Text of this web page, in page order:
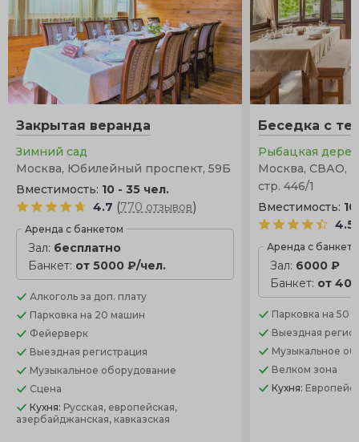
парком. По желанию здесь можно установить
белоснежные шатры с драпировкой и заказать
оригинальную сервировку, подходящую по стиль.
Закрытая веранда
Зимний сад
Москва, Юбилейный проспект, 59Б
Вместимость: 10 - 35 чел.
4.7 (770 отзывов)
Аренда с банкетом
Зал: бесплатно
Банкет: от 5000 ₽/чел.
Алкоголь за доп. плату
Парковка на 20 машин
Фейерверк
Выездная регистрация
Музыкальное оборудование
Сцена
Кухня: Русская, европейская,
азербайджанская, кавказская
Беседка с
Рыбацкая
Москва, СВАО,
стр. 446/1
Вместимость:
4.5
Аренда с
Зал: 6000 ₽
Банкет: от
Парковка на 50
Выездная
Музыкальное
Велком зона
Кухня: